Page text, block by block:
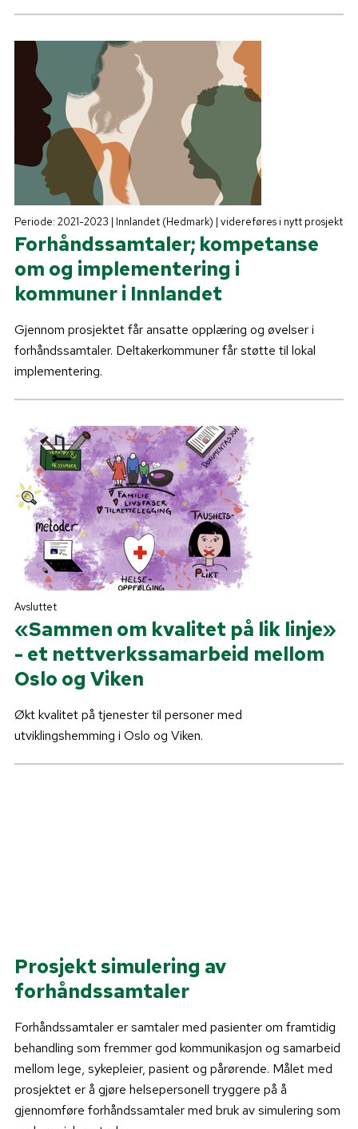
Periode: 2021-2023 | Innlandet (Hedmark) | videreføres i nytt prosjekt
Forhåndssamtaler; kompetanse
om og implementering i
kommuner i Innlandet
Gjennom prosjektet får ansatte opplæring og øvelser i
forhåndssamtaler. Deltakerkommuner får støtte til lokal
implementering.
Avsluttet
«Sammen om kvalitet på lik linje»
- et nettverkssamarbeid mellom
Oslo og Viken
Økt kvalitet på tjenester til personer med
utviklingshemming i Oslo og Viken.
Prosjekt simulering av
forhåndssamtaler
Forhåndssamtaler er samtaler med pasienter om framtidig
behandling som fremmer god kommunikasjon og samarbeid
mellom lege, sykepleier, pasient og pårørende. Målet med
prosjektet er å gjøre helsepersonell tryggere på å
gjennomføre forhåndssamtaler med bruk av simulering som